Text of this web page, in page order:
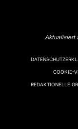
Aktualisiert
COOKIE-
REDAKTIONELLE